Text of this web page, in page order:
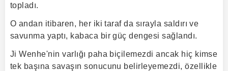
topladı.
O andan itibaren, her iki taraf da sırayla saldırı ve
savunma yaptı, kabaca bir güç dengesi sağlandı.
Ji Wenhe'nin varlığı paha biçilemezdi ancak hiç kimse
tek başına savaşın sonucunu belirleyemezdi, özellikle